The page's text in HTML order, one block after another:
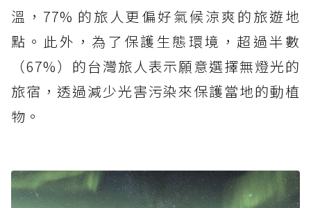
溫，77% 的旅人更偏好氣候涼爽的旅遊地
點。此外，為了保護生態環境，超過半數
（67%）的台灣旅人表示願意選擇無燈光的
旅宿，透過減少光害污染來保護當地的動植
物。